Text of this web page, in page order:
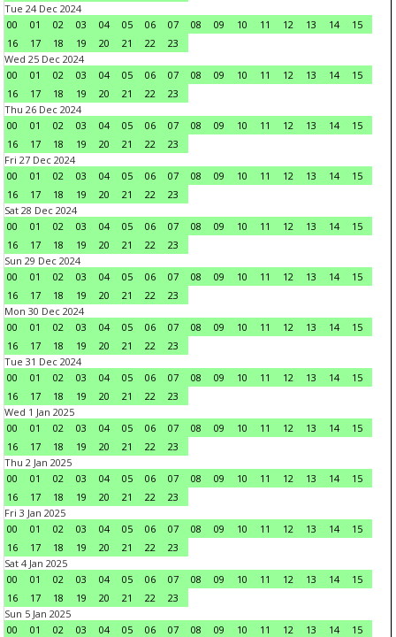
Tue 24 Dec 2024
00
01 02 03 04 05 06 07 08 09 10 11 12 13 14
15
16
17 18 19 20 21 22
23
Wed 25 Dec 2024
00
01 02 03 04 05 06 07 08 09 10 11 12 13 14
15
16
17 18 19 20 21 22
23
Thu 26 Dec 2024
00
01 02 03 04 05 06 07 08 09 10 11 12 13 14
15
16
17 18 19 20 21 22
23
Fri 27 Dec 2024
00
01 02 03 04 05 06 07 08 09 10 11 12 13 14
15
16
17 18 19 20 21 22
23
Sat 28 Dec 2024
00
01 02 03 04 05 06 07 08 09 10 11 12 13 14
15
16
17 18 19 20 21 22
23
Sun 29 Dec 2024
00
01 02 03 04 05 06 07 08 09 10 11 12 13 14
15
16
17 18 19 20 21 22
23
Mon 30 Dec 2024
00
01 02 03 04 05 06 07 08 09 10 11 12 13 14
15
16
17 18 19 20 21 22
23
Tue 31 Dec 2024
00
01 02 03 04 05 06 07 08 09 10 11 12 13 14
15
16
17 18 19 20 21 22
23
Wed 1 Jan 2025
00
01 02 03 04 05 06 07 08 09 10 11 12 13 14
15
16
17 18 19 20 21 22
23
Thu 2 Jan 2025
00
01 02 03 04 05 06 07 08 09 10 11 12 13 14
15
16
17 18 19 20 21 22
23
Fri 3 Jan 2025
00
01 02 03 04 05 06 07 08 09 10 11 12 13 14
15
16
17 18 19 20 21 22
23
Sat 4 Jan 2025
00
01 02 03 04 05 06 07 08 09 10 11 12 13 14
15
16
17 18 19 20 21 22
23
Sun 5 Jan 2025
00
01 02 03 04 05 06 07 08 09 10 11 12 13 14
15